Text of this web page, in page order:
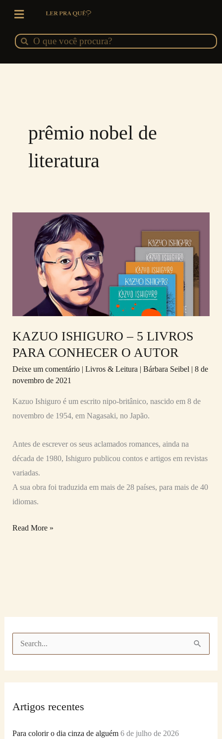
conteúdo
Pesquisar
Pesquisar
prêmio nobel de
literatura
KAZUO ISHIGURO – 5 LIVROS
PARA CONHECER O AUTOR
Deixe um comentário | Livros & Leitura | Bárbara Seibel | 8 de
novembro de 2021
Kazuo Ishiguro é um escrito nipo-britânico, nascido em 8 de
novembro de 1954, em Nagasaki, no Japão.
Antes de escrever os seus aclamados romances, ainda na
década de 1980, Ishiguro publicou contos e artigos em revistas
variadas.
A sua obra foi traduzida em mais de 28 países, para mais de 40
idiomas.
ISHIGURO
LIVROS
CONHECER
AUTOR
Read More »
u
Artigos recentes
Para colorir o dia cinza de alguém 6 de julho de 2026